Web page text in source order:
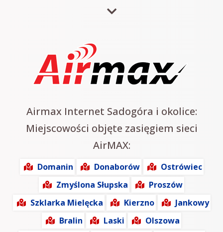
Airmax Internet Sadogóra i okolice:
Miejscowości objęte zasięgiem sieci
AirMAX:
Domanin Donaborów
Ostrówiec
Zmyślona Słupska
Proszów
Szklarka Mielęcka
Kierzno
Jankowy
Bralin
Laski
Olszowa